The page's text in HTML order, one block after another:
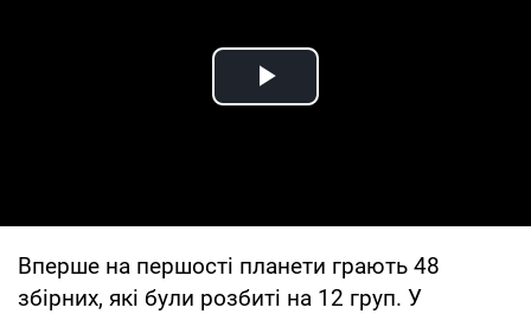
Play Video
Вперше на першості планети грають 48
збірних, які були розбиті на 12 груп. У